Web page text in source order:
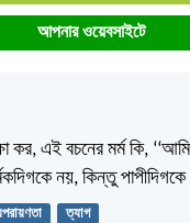
আপনার ওয়েবসাইটে
কর, এই বচনের মর্ম কি,
নয়, কিন্তু
ত্যাগ